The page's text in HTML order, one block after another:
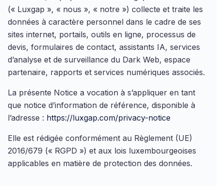
(« Luxgap », « nous », « notre ») collecte et traite les
données à caractère personnel dans le cadre de ses
sites internet, portails, outils en ligne, processus de
devis, formulaires de contact, assistants IA, services
d’analyse et de surveillance du Dark Web, espace
partenaire, rapports et services numériques associés.
La présente Notice a vocation à s’appliquer en tant
que notice d’information de référence, disponible à
l’adresse : https://luxgap.com/privacy-notice
Elle est rédigée conformément au Règlement (UE)
2016/679 (« RGPD ») et aux lois luxembourgeoises
applicables en matière de protection des données.